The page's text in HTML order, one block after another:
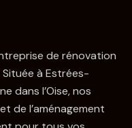
de rénovation
Située à Estrées-
dans l’Oise, nos
de l’aménagement